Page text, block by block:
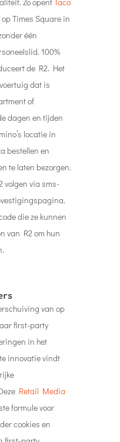
dagen en tijden
locatie in
te laten bezorgen.
die ze kunnen
van R2 om hun
van op
first-party
in het
innovatie vindt
formule voor
cookies en
first-party
naadloze
echte,
relaties met
have’-partners van